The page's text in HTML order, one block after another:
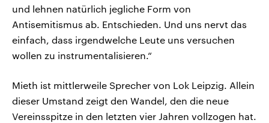
und lehnen natürlich jegliche Form von
Antisemitismus ab. Entschieden. Und uns nervt das
einfach, dass irgendwelche Leute uns versuchen
wollen zu instrumentalisieren.“
Mieth ist mittlerweile Sprecher von Lok Leipzig. Allein
dieser Umstand zeigt den Wandel, den die neue
Vereinsspitze in den letzten vier Jahren vollzogen hat.